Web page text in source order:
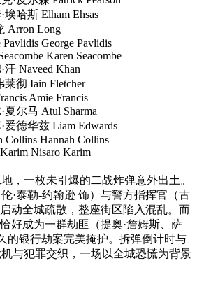
Elham Ehsas
Long
George Pavlidis
Karen Seacombe
Khan
Fletcher
Francis
Atul Sharma
Liam Edwards
Hannah Collins
Karim
，一枚未引爆的二战炸弹意外出土。
·泰勒-约翰逊 饰）与警方指挥官（古
动全城疏散，整座街区陷入混乱。而
好成为一群劫匪（提奥·詹姆斯、萨
的银行劫案完美掩护。拆弹倒计时与
与犯罪交织，一场以全城恐慌为背景